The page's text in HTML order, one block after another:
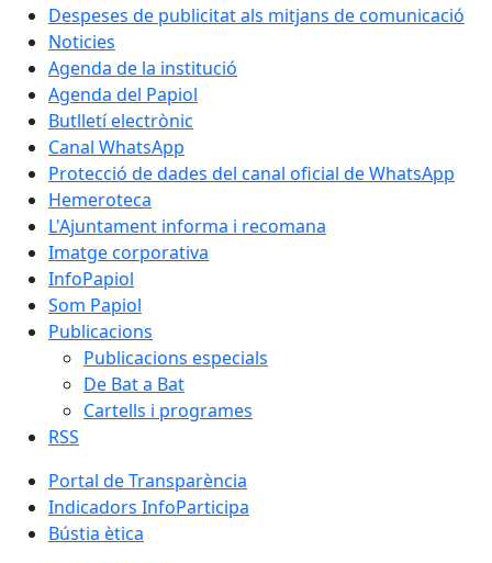
Despeses de publicitat als mitjans de comunicació
Noticies
Agenda de la institució
Agenda del Papiol
Butlletí electrònic
Canal WhatsApp
Protecció de dades del canal oficial de WhatsApp
Hemeroteca
L'Ajuntament informa i recomana
Imatge corporativa
InfoPapiol
Som Papiol
Publicacions
Publicacions especials
De Bat a Bat
Cartells i programes
RSS
Portal de Transparència
Indicadors InfoParticipa
Bústia ètica